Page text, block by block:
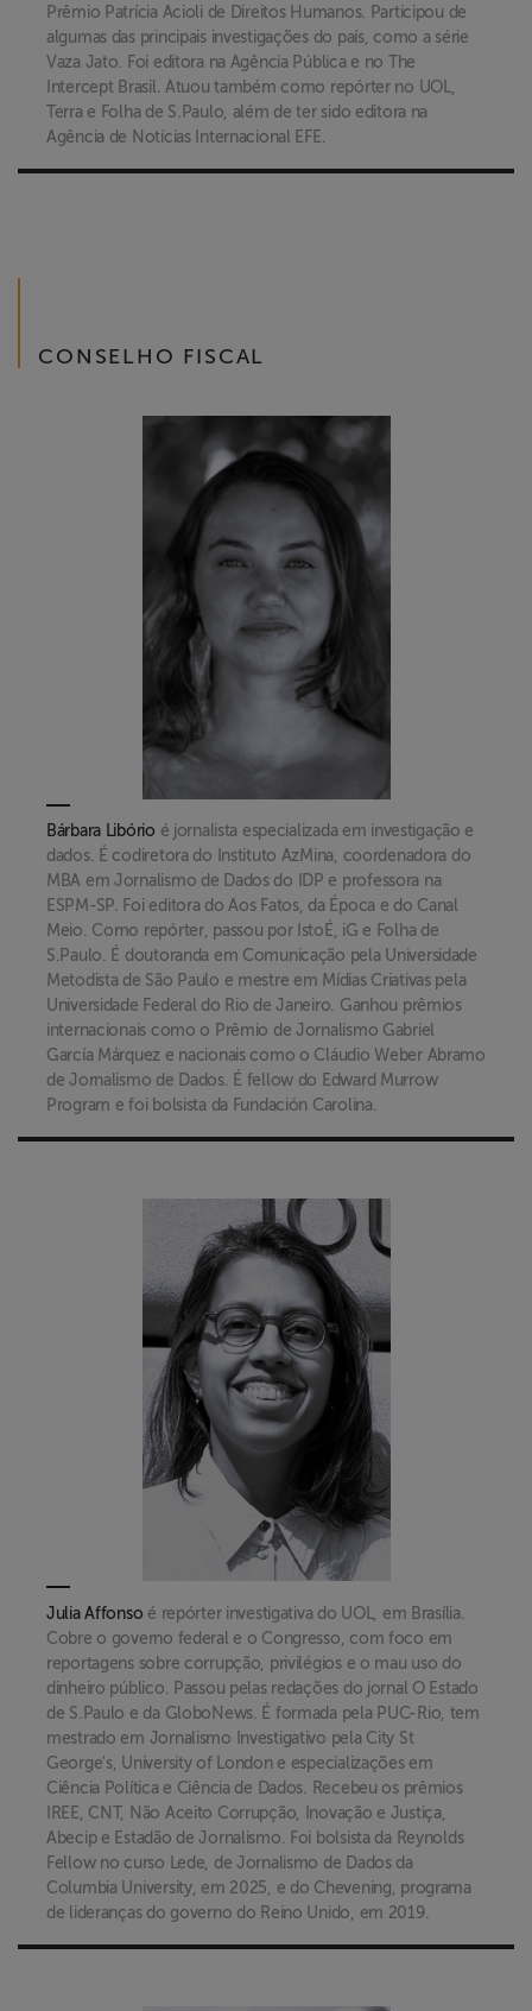
Prêmio Patrícia Acioli de Direitos Humanos. Participou de
algumas das principais investigações do país, como a série
Vaza Jato. Foi editora na Agência Pública e no The
Intercept Brasil. Atuou também como repórter no UOL,
Terra e Folha de S.Paulo, além de ter sido editora na
Agência de Notícias Internacional EFE.
CONSELHO FISCAL
Bárbara Libório é jornalista especializada em investigação e
dados. É codiretora do Instituto AzMina, coordenadora do
MBA em Jornalismo de Dados do IDP e professora na
ESPM-SP. Foi editora do Aos Fatos, da Época e do Canal
Meio. Como repórter, passou por IstoÉ, iG e Folha de
S.Paulo. É doutoranda em Comunicação pela Universidade
Metodista de São Paulo e mestre em Mídias Criativas pela
Universidade Federal do Rio de Janeiro. Ganhou prêmios
internacionais como o Prêmio de Jornalismo Gabriel
García Márquez e nacionais como o Cláudio Weber Abramo
de Jornalismo de Dados. É fellow do Edward Murrow
Program e foi bolsista da Fundación Carolina.
Julia Affonso é repórter investigativa do UOL, em Brasília.
Cobre o governo federal e o Congresso, com foco em
reportagens sobre corrupção, privilégios e o mau uso do
dinheiro público. Passou pelas redações do jornal O Estado
de S.Paulo e da GloboNews. É formada pela PUC-Rio, tem
mestrado em Jornalismo Investigativo pela City St
George's, University of London e especializações em
Ciência Política e Ciência de Dados. Recebeu os prêmios
IREE, CNT, Não Aceito Corrupção, Inovação e Justiça,
Abecip e Estadão de Jornalismo. Foi bolsista da Reynolds
Fellow no curso Lede, de Jornalismo de Dados da
Columbia University, em 2025, e do Chevening, programa
de lideranças do governo do Reino Unido, em 2019.